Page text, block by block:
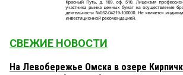
СВЕЖИЕ НОВОСТИ
На Левобережье Омска в озере